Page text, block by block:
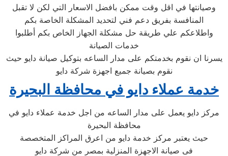
وصيانتها في اقل وقت ممكن بافضل الاسعار التي لكن لا تقبل
المنافسة بفريق دعم فني لتحديد المشكلة الخاصة بكم
واطلاعكم علي طريقة حل مشكلة الجهاز الخاص بكم أطلبوا
خدمات الصيانة
يسرنا ان نقوم بخدمتكم على مدار الساعه بتوكيل صيانة دايو حيث
نقوم بصيانة جميع اجهزة شركة دايو
خدمة عملاء دايو في محافظة البحيرة
مركز دايو يعمل على مدار الساعه من اجل خدمة عملاء دايو في
محافظة البحيرة
حيث يعتبر مركز خدمة دايو من اعرق المراكز المتخصصة
فى صيانة الاجهزة المنزلية بمصر من شركة دايو